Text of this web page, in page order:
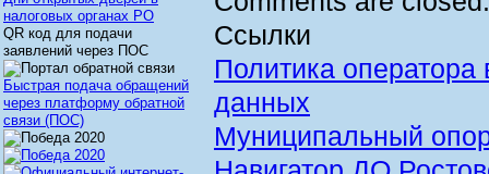
Ссылки
Политика
данных
Муниципальный
налоговых органах РО
QR код для подачи
заявлений через ПОС
Быстрая подача обращений
через платформу обратной
связи (ПОС)